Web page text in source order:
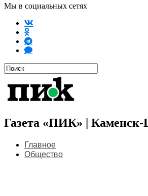
Мы в социальных сетях
Газета «ПИК» |
Главное
Общество